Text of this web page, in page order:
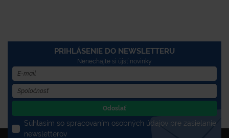
PRIHLÁSENIE DO NEWSLETTERU
Nenechajte si újsť novinky
Odoslať
Súhlasím so spracovaním osobných údajov pre zasielanie
newsletterov